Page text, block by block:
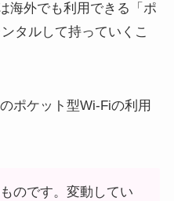
海外でも利用できる「ポ
タルして持っていくこ
ポケット型Wi-Fiの利用
のです。変動してい